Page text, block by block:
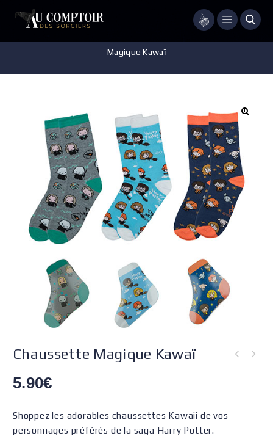
Menu
Magique Kawaï
Chaussette Magique Kawaï
5.90€
Shoppez les adorables chaussettes Kawaii de vos
personnages préférés de la saga Harry Potter.